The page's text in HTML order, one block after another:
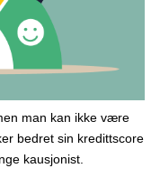
man kan ikke være
bedret sin kredittscore
kausjonist.